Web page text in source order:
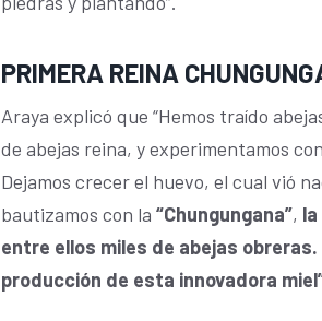
PRIMERA REINA
Araya explicó que “Hemos traído
de abejas reina, y experimentamos
Dejamos crecer el huevo, el cual vió
bautizamos con la “Chungungana”,
entre ellos miles de abejas
producción de esta innovadora